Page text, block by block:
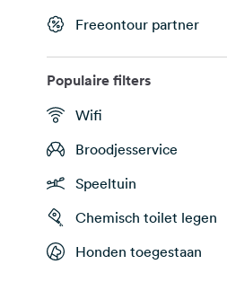
Freeontour partner
Populaire filters
Wifi
Broodjesservice
Speeltuin
Chemisch toilet legen
Honden toegestaan